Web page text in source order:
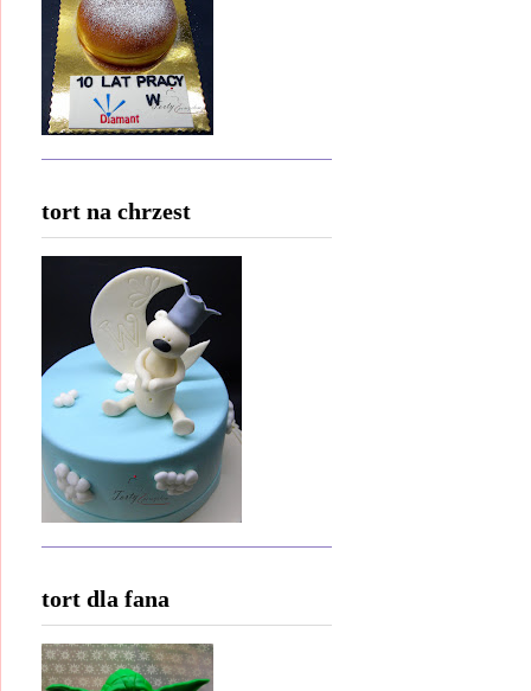
tort na chrzest
tort dla fana